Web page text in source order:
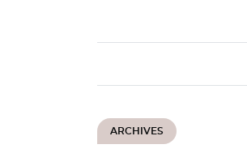
ARCHIVES